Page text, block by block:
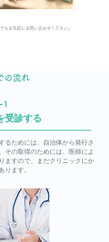
もお気軽にお問い合わせください。
の流れ
1
受診する
るためには、自治体から発行さ
その取得のためには、医師によ
ますので、まだクリニックにか
ます。